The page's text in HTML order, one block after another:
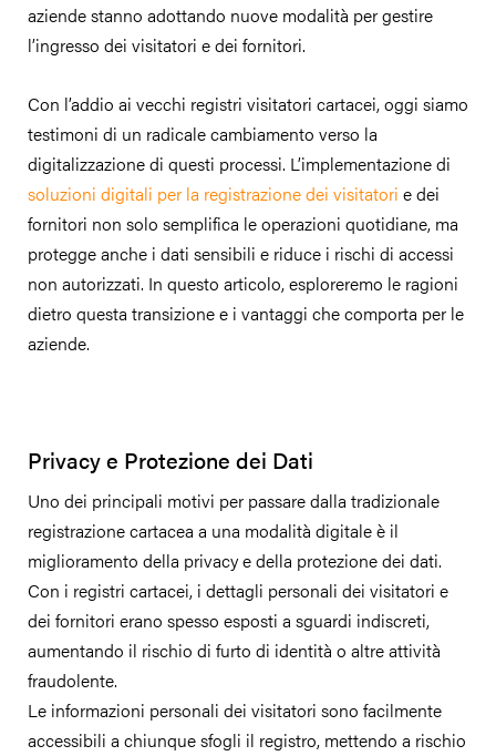
aziende stanno adottando nuove modalità per gestire
l’ingresso dei visitatori e dei fornitori.
Con l’addio ai vecchi registri visitatori cartacei, oggi siamo
testimoni di un radicale cambiamento verso la
digitalizzazione di questi processi. L’implementazione di
soluzioni digitali per la registrazione dei visitatori e dei
fornitori non solo semplifica le operazioni quotidiane, ma
protegge anche i dati sensibili e riduce i rischi di accessi
non autorizzati. In questo articolo, esploreremo le ragioni
dietro questa transizione e i vantaggi che comporta per le
aziende.
Privacy e Protezione dei Dati
Uno dei principali motivi per passare dalla tradizionale
registrazione cartacea a una modalità digitale è il
miglioramento della privacy e della protezione dei dati.
Con i registri cartacei, i dettagli personali dei visitatori e
dei fornitori erano spesso esposti a sguardi indiscreti,
aumentando il rischio di furto di identità o altre attività
fraudolente.
Le informazioni personali dei visitatori sono facilmente
accessibili a chiunque sfogli il registro, mettendo a rischio